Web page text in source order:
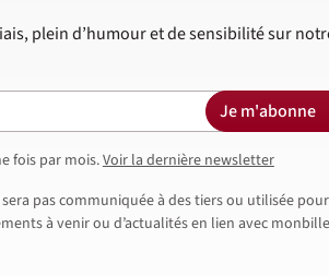
plein d’humour et de sensibilité sur
Je m'abonne
fois par mois.Voir la dernière newsletter
pas communiquée à des tiers ou utilisée
à venir ou d’actualités en lien avec